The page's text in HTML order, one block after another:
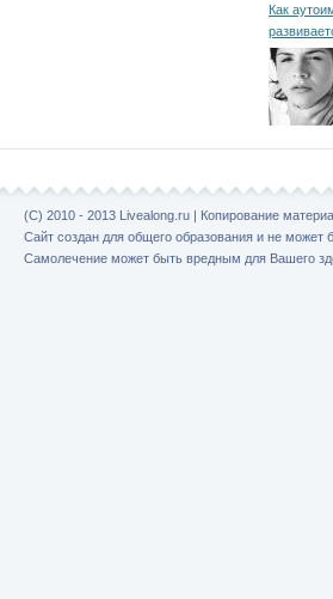
Как
(C) 2010 - 2013 Livealong.ru | Копирование
Сайт создан для общего образования и не может
Самолечение может быть вредным для Вашего